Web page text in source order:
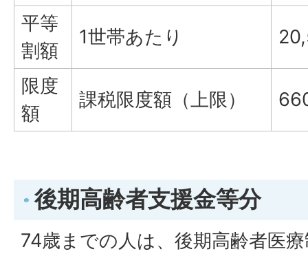
平等
割額
1世帯あたり
限度
額
課税限度額（上限）
後期高齢者支援金等分
74歳までの人は、後期高齢者医